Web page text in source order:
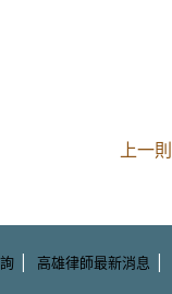
上一則
| 高雄律師最新消息 |